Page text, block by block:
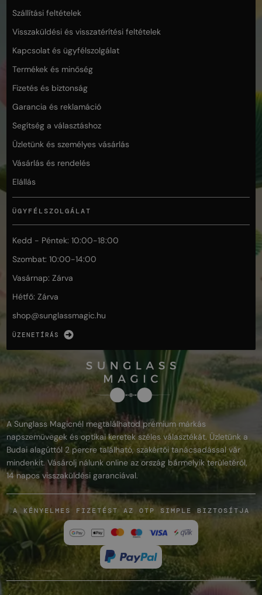
Szállítási feltételek
Visszaküldési és visszatérítési feltételek
Kapcsolat és ügyfélszolgálat
Termékek és minőség
Fizetés és biztonság
Garancia és reklamáció
Segítség a választáshoz
Üzletünk és személyes vásárlás
Vásárlás és rendelés
Elállás
ÜGYFÉLSZOLGÁLAT
Kedd - Péntek: 10:00-18:00
Szombat: 10:00-14:00
Vasárnap: Zárva
Hétfő: Zárva
shop@sunglassmagic.hu
ÜZENETÍRÁS
A Sunglass Magicnél megtalálhatod prémium márkás
napszemüvegek és optikai keretek széles választékát. Üzletünk a
Budai alagúttól 2 percre található, szakértői tanácsadással vár
mindenkit. Vásárolj nálunk online az ország bármelyik területéről,
14 napos visszaküldési garanciával.
A KÉNYELMES FIZETÉST AZ OTP SIMPLE BIZTOSÍTJA